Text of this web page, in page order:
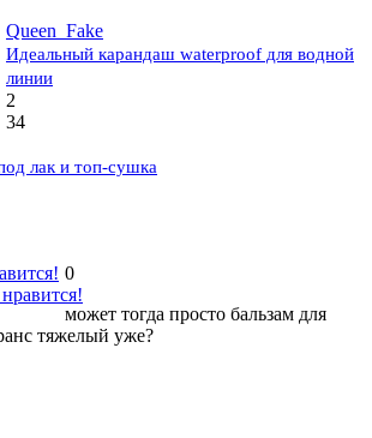
Queen_Fake
Идеальный карандаш waterproof для водной
линии
2
34
лак и топ-сушка
0
может тогда просто бальзам для
тяжелый уже?